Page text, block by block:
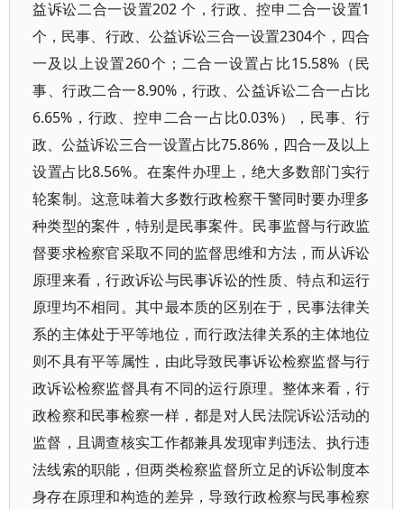
益诉讼二合一设置202 个，行政、控申二合一设置1
个，民事、行政、公益诉讼三合一设置2304个，四合
一及以上设置260个；二合一设置占比15.58%（民
事、行政二合一8.90%，行政、公益诉讼二合一占比
6.65%，行政、控申二合一占比0.03%），民事、行
政、公益诉讼三合一设置占比75.86%，四合一及以上
设置占比8.56%。在案件办理上，绝大多数部门实行
轮案制。这意味着大多数行政检察干警同时要办理多
种类型的案件，特别是民事案件。民事监督与行政监
督要求检察官采取不同的监督思维和方法，而从诉讼
原理来看，行政诉讼与民事诉讼的性质、特点和运行
原理均不相同。其中最本质的区别在于，民事法律关
系的主体处于平等地位，而行政法律关系的主体地位
则不具有平等属性，由此导致民事诉讼检察监督与行
政诉讼检察监督具有不同的运行原理。整体来看，行
政检察和民事检察一样，都是对人民法院诉讼活动的
监督，且调查核实工作都兼具发现审判违法、执行违
法线索的职能，但两类检察监督所立足的诉讼制度本
身存在原理和构造的差异，导致行政检察与民事检察